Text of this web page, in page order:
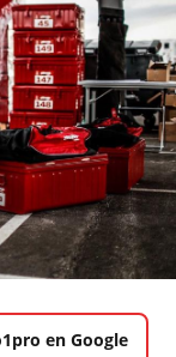
en Google